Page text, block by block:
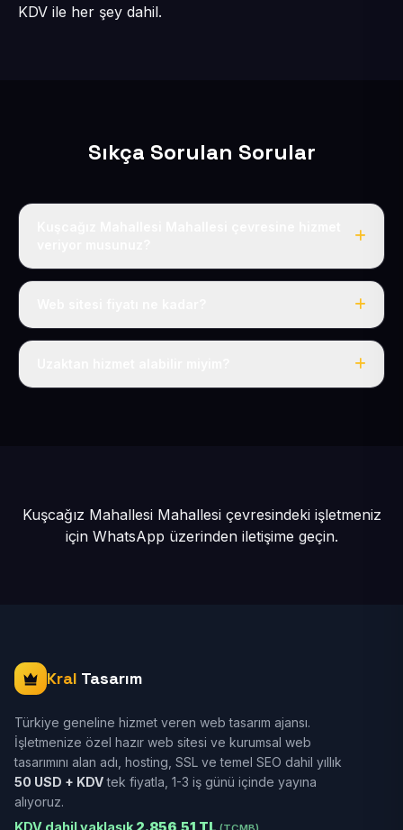
KDV ile her şey dahil.
Sıkça Sorulan Sorular
Evet, Kuşcağız Mahallesi dahil tüm Tomarza ve
Tek fiyat: yılda 50 USD + KDV, her şey dahil.
Kuşcağız Mahallesi Mahallesi çevresindeki işletmeniz
için WhatsApp üzerinden iletişime geçin.
Kral Tasarım
Türkiye geneline hizmet veren web tasarım ajansı.
İşletmenize özel hazır web sitesi ve kurumsal web
tasarımını alan adı, hosting, SSL ve temel SEO dahil yıllık
50 USD + KDVtek fiyatla, 1-3 iş günü içinde yayına
alıyoruz.